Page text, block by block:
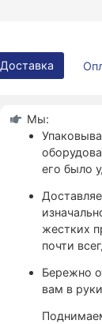
Доставка
Мы:
его было
жестких
почти
Бережно
вам в